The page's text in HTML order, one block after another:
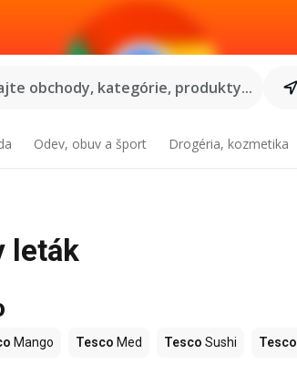
obchody, kategórie, produkty...
Odev, obuv a šport Drogéria, kozmetika
leták
Mango Tesco Med Tesco Sushi Tesco